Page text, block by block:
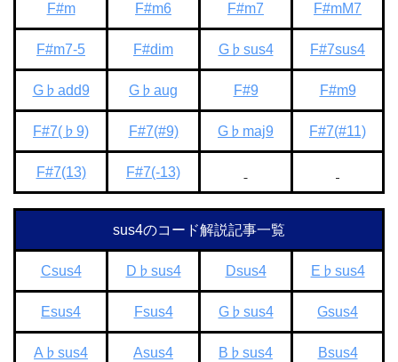
F#m F#m6 F#m7 F#mM7
F#m7-5 F#dim G♭sus4 F#7sus4
G♭add9 G♭aug F#9 F#m9
F#7(♭9) F#7(#9) G♭maj9 F#7(#11)
F#7(13) F#7(-13)
sus4のコード解説記事一覧
Csus4 D♭sus4 Dsus4 E♭sus4
Esus4 Fsus4 G♭sus4 Gsus4
A♭sus4 Asus4 B♭sus4 Bsus4